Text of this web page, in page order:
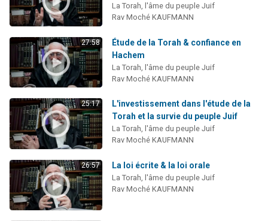
La Torah, l'âme du peuple Juif
Rav Moché KAUFMANN
27:58
Étude de la Torah & confiance en
Hachem
La Torah, l'âme du peuple Juif
Rav Moché KAUFMANN
25:17
L'investissement dans l'étude de la
Torah et la survie du peuple Juif
La Torah, l'âme du peuple Juif
Rav Moché KAUFMANN
26:57 La loi écrite & la loi orale
La Torah, l'âme du peuple Juif
Rav Moché KAUFMANN